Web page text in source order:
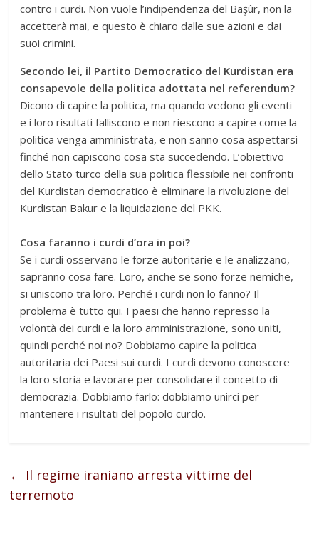
contro i curdi. Non vuole l’indipendenza del Başûr, non la
accetterà mai, e questo è chiaro dalle sue azioni e dai
suoi crimini.
Secondo lei, il Partito Democratico del Kurdistan era
consapevole della politica adottata nel referendum?
Dicono di capire la politica, ma quando vedono gli eventi
e i loro risultati falliscono e non riescono a capire come la
politica venga amministrata, e non sanno cosa aspettarsi
finché non capiscono cosa sta succedendo. L’obiettivo
dello Stato turco della sua politica flessibile nei confronti
del Kurdistan democratico è eliminare la rivoluzione del
Kurdistan Bakur e la liquidazione del PKK.
Cosa faranno i curdi d’ora in poi?
Se i curdi osservano le forze autoritarie e le analizzano,
sapranno cosa fare. Loro, anche se sono forze nemiche,
si uniscono tra loro. Perché i curdi non lo fanno? Il
problema è tutto qui. I paesi che hanno represso la
volontà dei curdi e la loro amministrazione, sono uniti,
quindi perché noi no? Dobbiamo capire la politica
autoritaria dei Paesi sui curdi. I curdi devono conoscere
la loro storia e lavorare per consolidare il concetto di
democrazia. Dobbiamo farlo: dobbiamo unirci per
mantenere i risultati del popolo curdo.
← Il regime iraniano arresta vittime del
terremoto